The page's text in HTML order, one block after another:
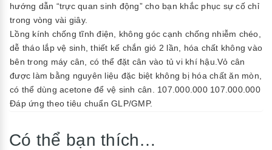
hướng dẫn “trực quan sinh động” cho bạn khắc phục sự cố chỉ
trong vòng vài giây.
Lồng kính chống tĩnh điện, không góc cạnh chống nhiễm chéo,
dễ tháo lắp vệ sinh, thiết kế chắn gió 2 lần, hóa chất không vào
bên trong máy cân, có thể đặt cân vào tủ vi khí hậu.Vỏ cân
được làm bằng nguyên liệu đặc biệt không bị hóa chất ăn mòn,
có thể dùng acetone để vệ sinh cân. 107.000.000 107.000.000
Đáp ứng theo tiêu chuẩn GLP/GMP.
Có thể bạn thích…